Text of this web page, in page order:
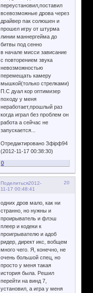
переустановил,поставил
всевозможные дрова через
драйвер пак солюшен и
прошел игру от штурма
линии маннергейма до
битвы под сенно
в начале мисси зависание
с повторением звука
невозможностью
перемещать камеру
мышкой(только стрелками)
П.С дуал кор оптимизер
походу у меня
неработает,прошлый раз
когда играл без проблем он
работа а сейчас не
запускается...
Отредактировано Зфірф94
(2012-11-17 00:38:30)
0
Поделиться 20
2012-
11-17 00:48:41
одних дров мало, как ни
странно, но нужны и
проирыватель и флэш
плеер и кодеки к
проигрывателю и адоб
ридер, директ икс, вобщем
много чего. Я, конечно, не
очень большой спец, но
просто у меня такая
история была. Решил
перейти на винд 7,
установил, а игра у меня